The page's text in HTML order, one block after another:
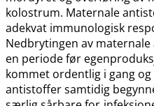
kolostrum. Maternale
adekvat immunologisk
Nedbrytingen av
en periode før
kommet ordentlig i gang
antistoffer samtidig